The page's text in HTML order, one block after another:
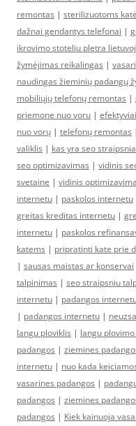
remontas | sterilizuotoms
dažnai gendantys telefonai |
ikrovimo stoteliu pletra
žymėjimas reikalingas |
naudingas žieminių padangų
mobiliųjų telefonų remontas |
priemone nuo voru |
nuo vorų | telefonų remontas
valiklis | kas yra seo
seo optimizavimas | vidinis
svetaine | vidinis
internetu | paskolos internetu
greitas kreditas internetu |
internetu | paskolos
katems | pripratinti kate prie
| sausas maistas ar konservai
talpinimas | seo straipsniu
internetu | padangos
| padangos internetu |
langu ploviklis | langu
padangos | ziemines
internetu | nuo kada
vasarines padangos |
padangos | ziemines
padangos | Kiek kainuoja